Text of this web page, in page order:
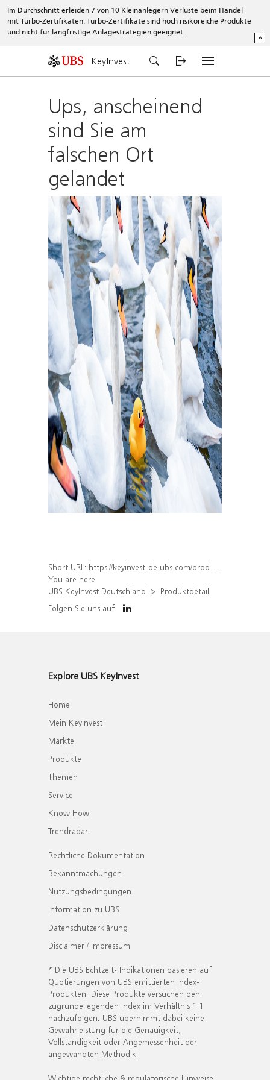
Im Durchschnitt erleiden 7 von 10 Kleinanlegern Verluste beim Handel
mit Turbo-Zertifikaten. Turbo-Zertifikate sind hoch risikoreiche Produkte
und nicht für langfristige Anlagestrategien geeignet.
^
KeyInvest
Ups, anscheinend
sind Sie am
falschen Ort
gelandet
Short URL: https://keyinvest-de.ubs.com/produkt/detail/index/isin/DE000WA63GX6
You are here:
UBS KeyInvest Deutschland
Produktdetail
Folgen Sie uns auf
Explore UBS KeyInvest
Home
Mein KeyInvest
Märkte
Produkte
Themen
Service
Know How
Trendradar
Rechtliche Dokumentation
Bekanntmachungen
Nutzungsbedingungen
Information zu UBS
Datenschutzerklärung
Disclaimer / Impressum
* Die UBS Echtzeit- Indikationen basieren auf
Quotierungen von UBS emittierten Index-
Produkten. Diese Produkte versuchen den
zugrundeliegenden Index im Verhältnis 1:1
nachzufolgen. UBS übernimmt dabei keine
Gewährleistung für die Genauigkeit,
Vollständigkeit oder Angemessenheit der
angewandten Methodik.